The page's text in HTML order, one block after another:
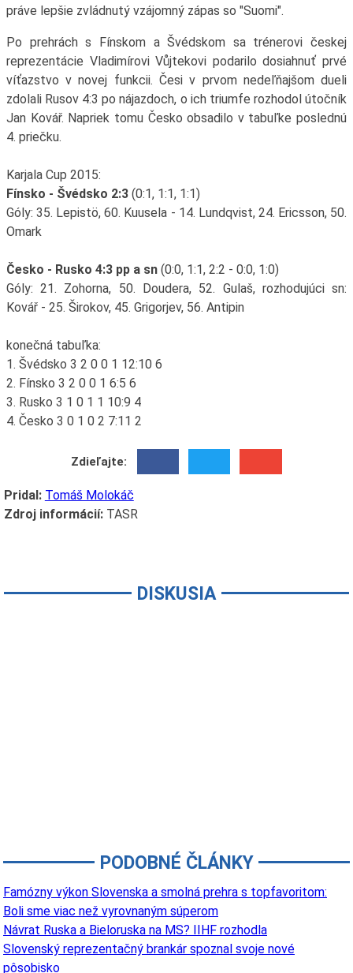
práve lepšie zvládnutý vzájomný zápas so "Suomi".
Po prehrách s Fínskom a Švédskom sa trénerovi českej
reprezentácie Vladimírovi Vůjtekovi podarilo dosiahnuť prvé
víťazstvo v novej funkcii. Česi v prvom nedeľňajšom dueli
zdolali Rusov 4:3 po nájazdoch, o ich triumfe rozhodol útočník
Jan Kovář. Napriek tomu Česko obsadilo v tabuľke poslednú
4. priečku.
Karjala Cup 2015:
Fínsko - Švédsko 2:3(0:1, 1:1, 1:1)
Góly: 35. Lepistö, 60. Kuusela - 14. Lundqvist, 24. Ericsson, 50.
Omark
Česko - Rusko 4:3 pp a sn(0:0, 1:1, 2:2 - 0:0, 1:0)
Góly: 21. Zohorna, 50. Doudera, 52. Gulaš, rozhodujúci sn:
Kovář - 25. Širokov, 45. Grigorjev, 56. Antipin
konečná tabuľka:
1. Švédsko 3 2 0 0 1 12:10 6
2. Fínsko 3 2 0 0 1 6:5 6
3. Rusko 3 1 0 1 1 10:9 4
4. Česko 3 0 1 0 2 7:11 2
Zdieľajte:
Pridal: Tomáš Molokáč
Zdroj informácií:TASR
DISKUSIA
PODOBNÉ ČLÁNKY
Famózny výkon Slovenska a smolná prehra s topfavoritom:
Boli sme viac než vyrovnaným súperom
Návrat Ruska a Bieloruska na MS? IIHF rozhodla
Slovenský reprezentačný brankár spoznal svoje nové
pôsobisko